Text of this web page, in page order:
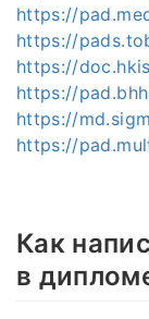
https://
https://
https://
https://
https://
https://
Как
в